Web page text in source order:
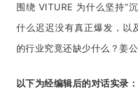
围绕 VITURE 为什么坚持“
什么迟迟没有真正爆发，以
的行业究竟还缺少什么？姜
以下为经编辑后的对话实录：